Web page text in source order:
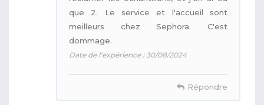
que 2. Le service et l'accueil sont
meilleurs chez Sephora. C'est
dommage.
Date de l'expérience : 30/08/2024
Répondre